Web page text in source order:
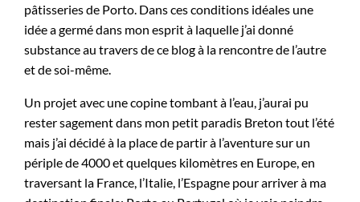
pâtisseries de Porto. Dans ces conditions idéales une
idée a germé dans mon esprit à laquelle j’ai donné
substance au travers de ce blog à la rencontre de l’autre
et de soi-même.
Un projet avec une copine tombant à l’eau, j’aurai pu
rester sagement dans mon petit paradis Breton tout l’été
mais j’ai décidé à la place de partir à l’aventure sur un
périple de 4000 et quelques kilomètres en Europe, en
traversant la France, l’Italie, l’Espagne pour arriver à ma